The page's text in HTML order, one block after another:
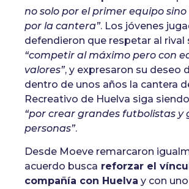
no solo por el primer equipo
por la cantera”. Los jóvenes
defendieron que respetar al rival
“competir al máximo pero con
valores”, y expresaron su deseo
dentro de unos años la cantera
Recreativo de Huelva siga
“por crear grandes futbolistas y
personas”.
Desde Moeve remarcaron
acuerdo busca reforzar el
compañía con Huelva y con